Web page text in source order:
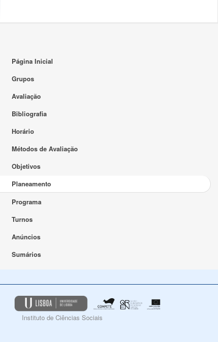
Página Inicial
Grupos
Avaliação
Bibliografia
Horário
Métodos de Avaliação
Objetivos
Planeamento
Programa
Turnos
Anúncios
Sumários
Instituto de Ciências Sociais